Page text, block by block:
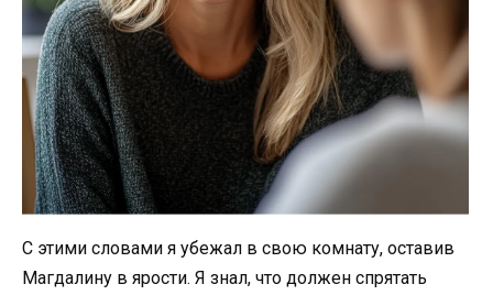
С этими словами я убежал в свою комнату, оставив
Магдалину в ярости. Я знал, что должен спрятать